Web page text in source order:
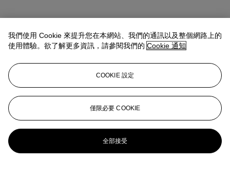
我們使用 Cookie 來提升您在本網站、我們的通訊以及整個網路上的
使用體驗。欲了解更多資訊，請參閱我們的 Cookie 通知
COOKIE 設定
僅限必要 COOKIE
全部接受